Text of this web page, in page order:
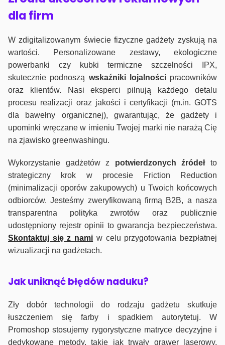
dla firm
W zdigitalizowanym świecie fizyczne gadżety zyskują na
wartości. Personalizowane zestawy, ekologiczne
powerbanki czy kubki termiczne szczelności IPX,
skutecznie podnoszą wskaźniki lojalnościpracowników
oraz klientów. Nasi eksperci pilnują każdego detalu
procesu realizacji oraz jakości i certyfikacji (m.in. GOTS
dla bawełny organicznej), gwarantując, że gadżety i
upominki wręczane w imieniu Twojej marki nie narażą Cię
na zjawisko greenwashingu.
Wykorzystanie gadżetów z potwierdzonych źródełto
strategiczny krok w procesie Friction Reduction
(minimalizacji oporów zakupowych) u Twoich końcowych
odbiorców. Jesteśmy zweryfikowaną firmą B2B, a nasza
transparentna polityka zwrotów oraz publicznie
udostępniony rejestr opinii to gwarancja bezpieczeństwa.
Skontaktuj się z nami w celu przygotowania bezpłatnej
wizualizacji na gadżetach.
Jak uniknąć błędów naduku?
Zły dobór technologii do rodzaju gadżetu skutkuje
łuszczeniem się farby i spadkiem autorytetuj. W
Promoshop stosujemy rygorystyczne matryce decyzyjne i
dedykowane metody, takie jak trwały grawer laserowy,